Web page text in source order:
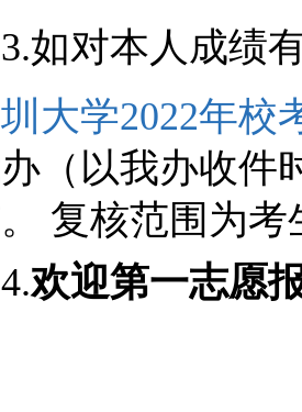
3.如对本人成绩
大学2022年校
（以我办收件
复核范围为
4.欢迎第一志愿